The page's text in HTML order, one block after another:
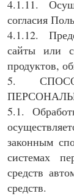
4.1.11.
согласия
4.1.12.
сайты или
продуктов,
5.
5.1.
законным
системах
средств
средств.